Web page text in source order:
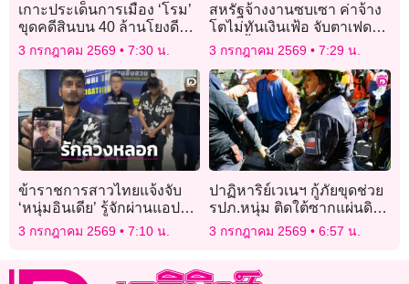
เกาะประเด็นการเมือง ‘โรม’
ขุดคดีสินบน 40 ล้านโยงดีอี จี้
สอบ ‘นายคิว’
3 กรกฎาคม 2569 7:30 น.
สหรัฐจ้างงานซบเซา ค่าจ้าง
โตไม่ทันเงินเฟ้อ จับตาเฟดลด
ดอกเบี้ย
3 กรกฎาคม 2569 7:29 น.
ข้าราชการสาวไทยแจ้งจับ
‘หนุ่มอินเดีย’ รู้จักผ่านแอปหา
คู่อ้างวรรณะสูง แต่เกาะกิน 3
3 กรกฎาคม 2569 7:10 น.
ปาฏิหาริย์เวเนฯ กู้ภัยขุดช่วย
รปภ.หนุ่ม ติดใต้ซากแผ่นดิน
ไหวนานกว่าสัปดาห์
3 กรกฎาคม 2569 6:57 น.